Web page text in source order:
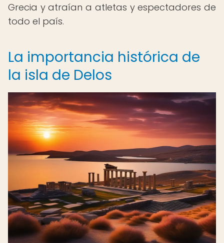
Grecia y atraían a atletas y espectadores de
todo el país.
La importancia histórica de
la isla de Delos